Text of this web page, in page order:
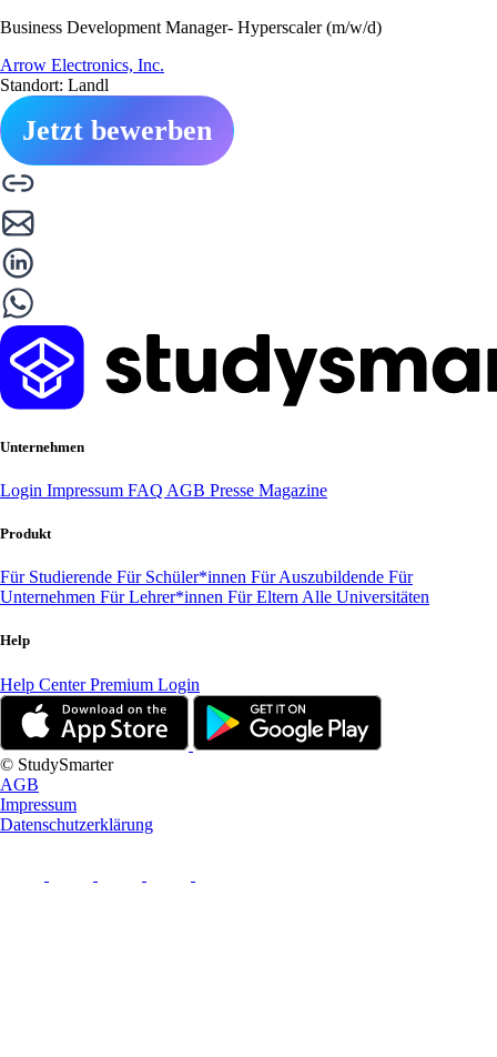
Business Development Manager- Hyperscaler (m/w/d)
Arrow Electronics, Inc.
Standort: Landl
Jetzt bewerben
Unternehmen
Login Impressum FAQ AGB Presse Magazine
Produkt
Für Studierende Für Schüler*innen Für Auszubildende Für
Unternehmen Für Lehrer*innen Für Eltern Alle Universitäten
Help
Help CenterPremium Login
© StudySmarter
AGB
Impressum
Datenschutzerklärung